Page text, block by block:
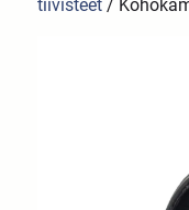
tiivisteet /